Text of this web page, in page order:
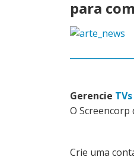
para
Gerencie
O
Crie uma